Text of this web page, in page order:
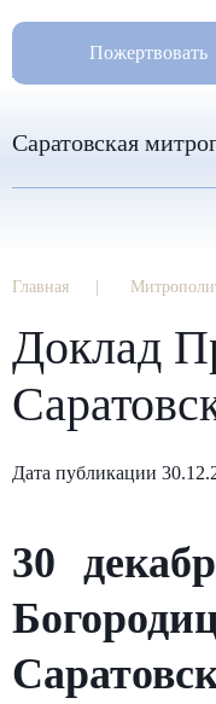
Пожертвовать
8 960 346 31 04
info-sar@mail.ru
Саратовская
Главная
Доклад
Дата публикации
30